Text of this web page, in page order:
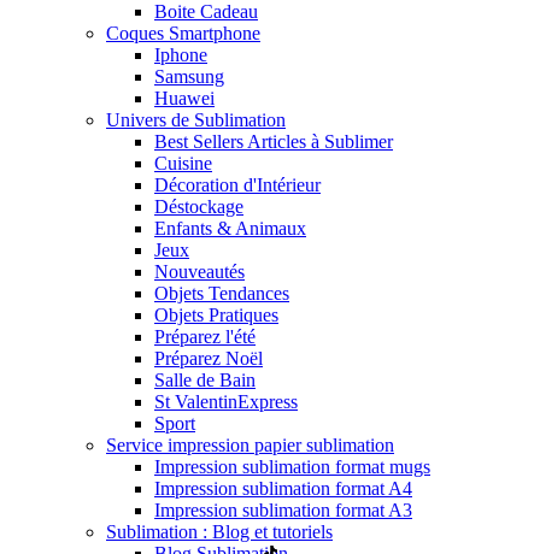
Boite Cadeau
Coques Smartphone
Iphone
Samsung
Huawei
Univers de Sublimation
Best Sellers Articles à Sublimer
Cuisine
Décoration d'Intérieur
Déstockage
Enfants & Animaux
Jeux
Nouveautés
Objets Tendances
Objets Pratiques
Préparez l'été
Préparez Noël
Salle de Bain
St ValentinExpress
Sport
Service impression papier sublimation
Impression sublimation format mugs
Impression sublimation format A4
Impression sublimation format A3
Sublimation : Blog et tutoriels